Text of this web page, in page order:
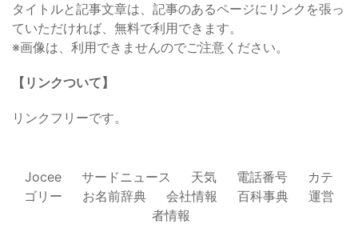
タイトルと記事文章は、記事のあるページにリンクを張っ
ていただければ、無料で利用できます。
※画像は、利用できませんのでご注意ください。
【リンクついて】
リンクフリーです。
Jocee サードニュース 天気 電話番号
カテ
ゴリー
お名前辞典 会社情報 百科事典
運営
者情報